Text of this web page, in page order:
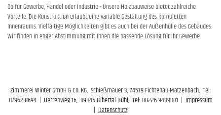
Ob für Gewerbe, Handel oder Industrie - Unsere Holzbauweise bietet zahlreiche
Vorteile. Die Konstruktion erlaubt eine variable Gestaltung des kompletten
Innenraums. Vielfältige Möglichkeiten gibt es auch bei der Außenhülle des Gebäudes.
Wir finden in enger Abstimmung mit Ihnen die passende Lösung für Ihr Gewerbe.
Zimmerei Winter GmbH & Co. KG, Schießmauer 3, 74579 Fichtenau-Matzenbach, Tel:
07962-8694 | Herrenweg 16, 89346 Bibertal-Bühl, Tel: 08226-9409001 |Impressum
|Datenschutz